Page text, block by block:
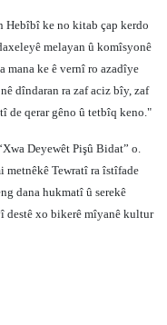
Hebîbî ke no kitab çap kerdo
melayan û komîsyonê
mana ke ê vernî ro azadîye
dîndaran ra zaf aciz bîy, zaf
de qerar gêno û tetbîq keno."
Deyewêt Pişû Bidat” o.
metnêkê Tewratî ra îstîfade
dana hukmatî û serekê
destê xo bikerê mîyanê kultur